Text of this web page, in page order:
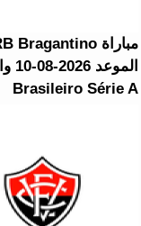
Brasileiro Série A